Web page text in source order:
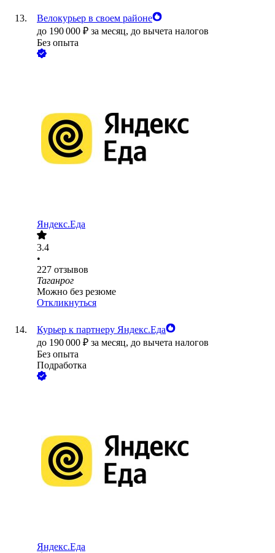
Велокурьер в своем районе
до 190 000 ₽ за месяц, до вычета налогов
Без опыта
Яндекс.Еда
3.4
•
227 отзывов
Таганрог
Можно без резюме
Откликнуться
Курьер к партнеру Яндекс.Еда
до 190 000 ₽ за месяц, до вычета налогов
Без опыта
Подработка
Яндекс.Еда